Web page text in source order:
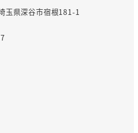
玉県深谷市宿根181-1